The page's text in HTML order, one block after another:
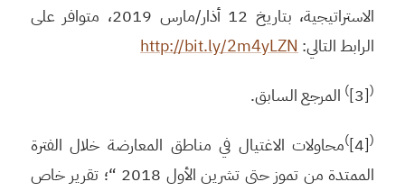
الاستراتيجية، بتاريخ 12 أذار/مارس 2019، متوافر على
الرابط التالي: http://bit.ly/2m4yLZN
(
[3]
) المرجع السابق.
(
[4]
)محاولات الاغتيال في مناطق المعارضة خلال الفترة
الممتدة من تموز حتى تشرين الأول 2018 “؛ تقرير خاص